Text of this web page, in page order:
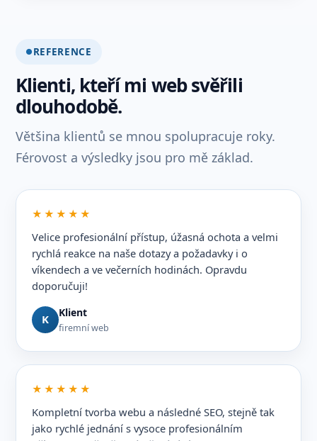
REFERENCE
Klienti, kteří mi web svěřili
dlouhodobě.
Většina klientů se mnou spolupracuje roky.
Férovost a výsledky jsou pro mě základ.
★★★★★
Velice profesionální přístup, úžasná ochota a velmi
rychlá reakce na naše dotazy a požadavky i o
víkendech a ve večerních hodinách. Opravdu
doporučuji!
K Klient
firemní web
★★★★★
Kompletní tvorba webu a následné SEO, stejně tak
jako rychlé jednání s vysoce profesionálním